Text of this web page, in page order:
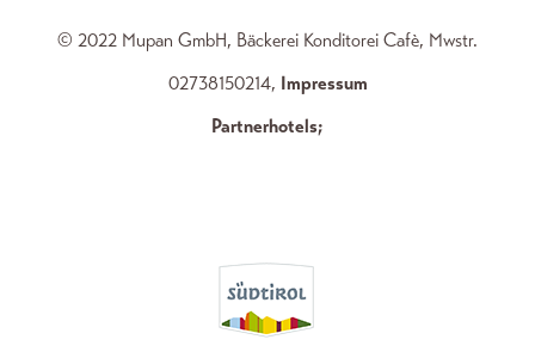
© 2022 Mupan GmbH, Bäckerei Konditorei Cafè, Mwstr.
02738150214, Impressum
Partnerhotels;